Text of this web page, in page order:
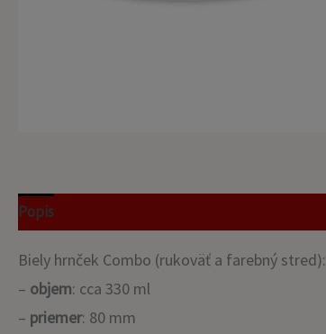
Popis
Biely hrnček Combo (rukoväť a farebný stred):
– objem: cca 330 ml
– priemer: 80 mm